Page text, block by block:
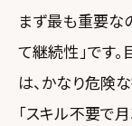
まず最も重要な
て継続性」です
は、かなり危険
「スキル不要で